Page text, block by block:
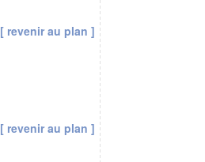
[ revenir au plan ]
[ revenir au plan ]